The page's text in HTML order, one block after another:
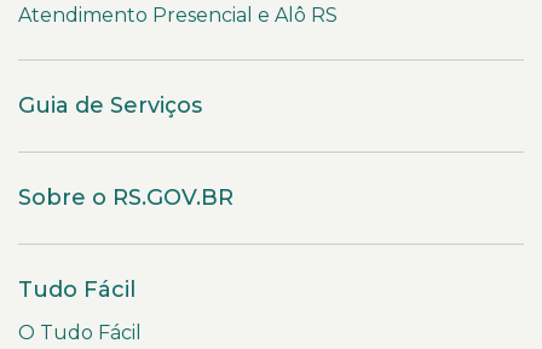
Atendimento Presencial e Alô RS
Guia de Serviços
Sobre o RS.GOV.BR
Tudo Fácil
O Tudo Fácil